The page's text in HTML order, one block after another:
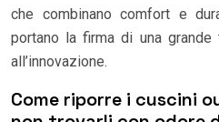
che combinano comfort e
portano la firma di una
all’innovazione.
Come riporre i cuscini